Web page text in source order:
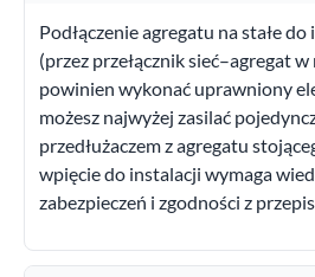
Podłączenie agregatu na stałe
(przez przełącznik sieć–agregat
powinien wykonać uprawniony
możesz najwyżej zasilać
przedłużaczem z agregatu
wpięcie do instalacji wymaga
zabezpieczeń i zgodności z